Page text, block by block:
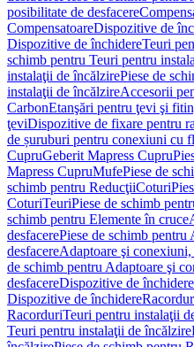
posibilitate de desfacere
CompensatoareDispozitive de
Dispozitive de închidereTeuri
schimb pentru Teuri pentru
instalaţii de încălzirePiese de
instalaţii de încălzireAccesorii
CarbonEtanşări pentru ţevi şi
ţeviDispozitive de fixare pentru
de șuruburi pentru conexiuni cu
CupruGeberit Mapress Cupru
Mapress CupruMufePiese de
schimb pentru ReducţiiCoturi
CoturiTeuriPiese de schimb
schimb pentru Elemente în cruce
desfacerePiese de schimb pentru
desfacereAdaptoare şi
de schimb pentru Adaptoare şi
desfacereDispozitive de închidere
Dispozitive de închidere
RacorduriTeuri pentru instalaţii
Teuri pentru instalaţii de încălzire